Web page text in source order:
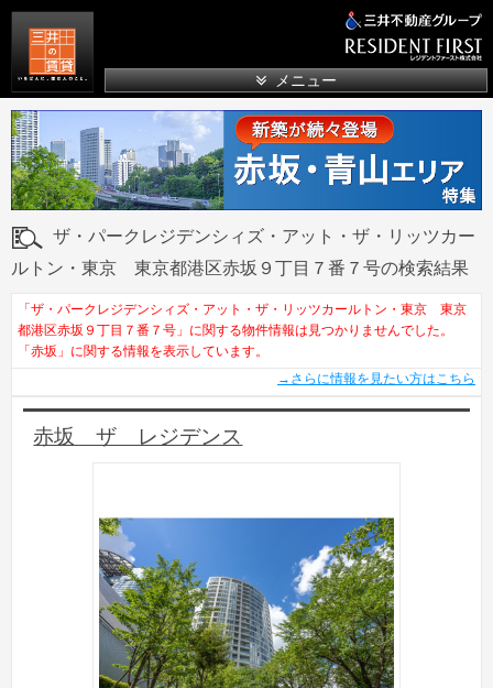
メニュー
ザ・パークレジデンシィズ・アット・ザ・リッツカー
ルトン・東京 東京都港区赤坂９丁目７番７号の検索結果
「ザ・パークレジデンシィズ・アット・ザ・リッツカールトン・東京 東京
都港区赤坂９丁目７番７号」に関する物件情報は見つかりませんでした。
「赤坂」に関する情報を表示しています。
→さらに情報を見たい方はこちら
赤坂 ザ レジデンス